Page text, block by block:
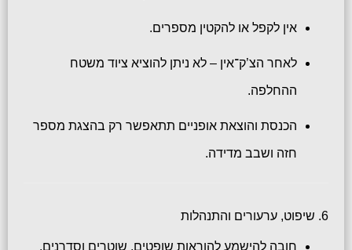
אין לקפל או להקטין מספרים.
לאחר הצ’ק־אין – לא ניתן להוציא ציוד משטח
ההחלפה.
הכנסת והוצאת אופניים תתאפשר רק בהצגת מספר
חזה ושבב מדידה.
6. שיפוט, ערעורים והתנהלות
חובה להישמע להוראות שופטים, שוטרים וסדרנים.